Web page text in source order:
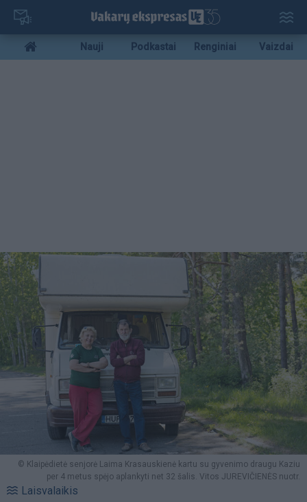
Pereiti
pagrindinį
turinį
Mobile
menu
Nauji Podkastai Renginiai Vaizdai
© Klaipėdietė senjorė Laima Krasauskienė kartu su gyvenimo draugu Kaziu
per 4 metus spėjo aplankyti net 32 šalis. Vitos JUREVIČIENĖS nuotr.
Laisvalaikis